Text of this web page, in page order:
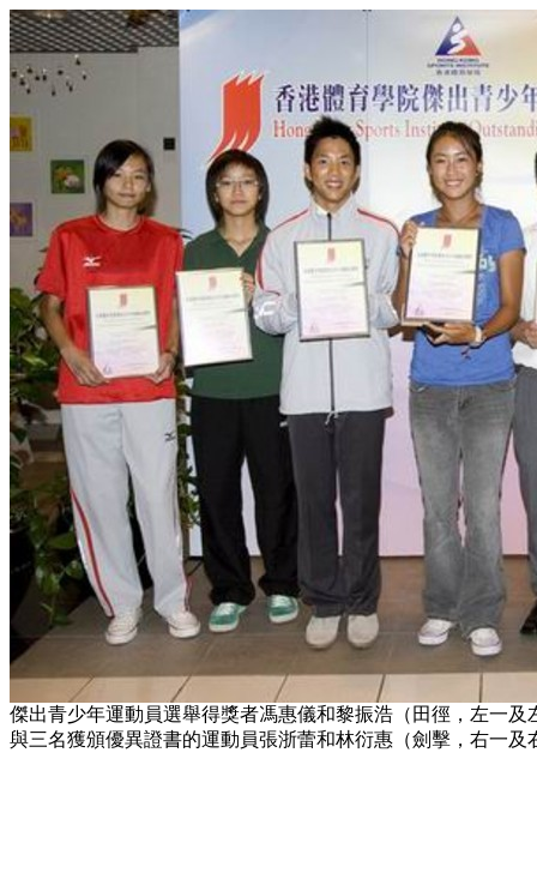
傑出青少年運動員選舉得獎者馮惠儀和黎振浩（田徑，左一
與三名獲頒優異證書的運動員張浙蕾和林衍惠（劍擊，右一